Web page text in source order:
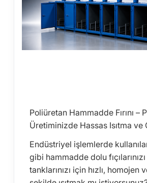
Poliüretan Hammadde Fırını –
Üretiminizde Hassas Isıtma ve
Endüstriyel işlemlerde
gibi hammadde dolu
tanklarınızı için hızlı, homojen